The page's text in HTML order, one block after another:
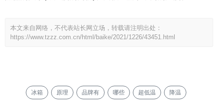
本文来自网络，不代表站长网立场，转载请注明出处：
https://www.tzzz.com.cn/html/baike/2021/1226/43451.html
冰箱 原理 品牌有 哪些 超低温 降温